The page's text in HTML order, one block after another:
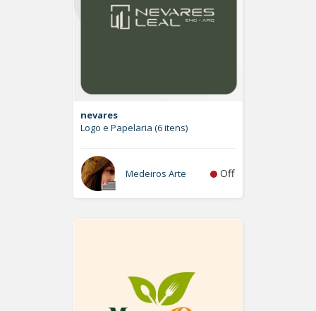
nevares
Logo e Papelaria (6 itens)
Medeiros Arte Off